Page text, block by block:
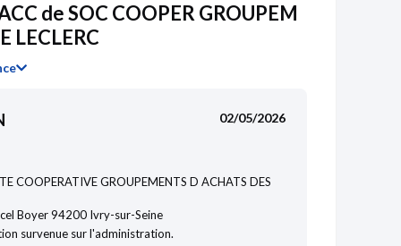
20/07/2022
15/07/2021
de SOC COOPER GROUPEM
LECLERC
02/05/2026
COOPERATIVE GROUPEMENTS D ACHATS DES
Boyer 94200 Ivry-sur-Seine
survenue sur l'administration.